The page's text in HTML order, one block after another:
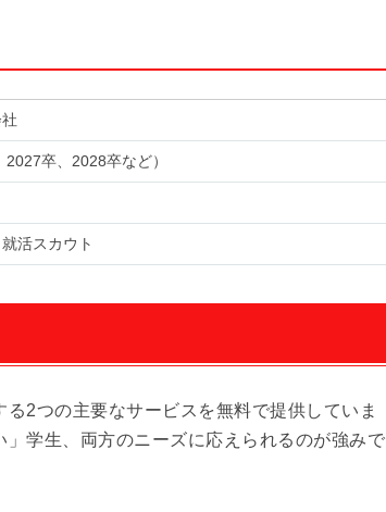
卒、2028卒など）
活スカウト
2つの主要なサービスを無料で提供していま
学生、両方のニーズに応えられるのが強みで